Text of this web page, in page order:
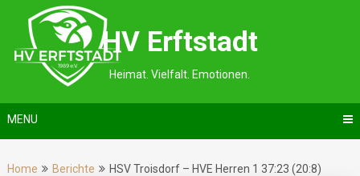
content
HV Erftstadt
Heimat. Vielfalt. Emotionen.
MENU
Home Berichte HSV Troisdorf – HVE Herren 1 37:23 (20:8)